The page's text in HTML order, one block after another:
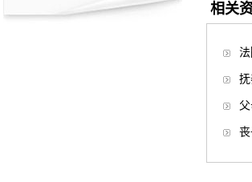
相关